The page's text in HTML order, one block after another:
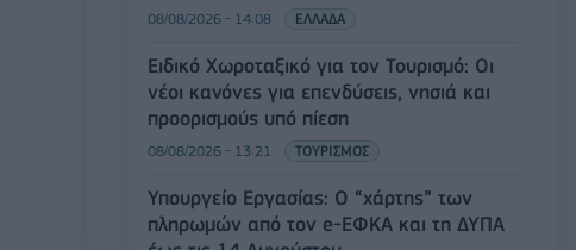
08/08/2026 - 14:08 ΕΛΛΑΔΑ
Ειδικό Χωροταξικό για τον Τουρισμό: Οι
νέοι κανόνες για επενδύσεις, νησιά και
προορισμούς υπό πίεση
08/08/2026 - 13:21 ΤΟΥΡΙΣΜΟΣ
Υπουργείο Εργασίας: Ο “χάρτης” των
πληρωμών από τον e-ΕΦΚΑ και τη ΔΥΠΑ